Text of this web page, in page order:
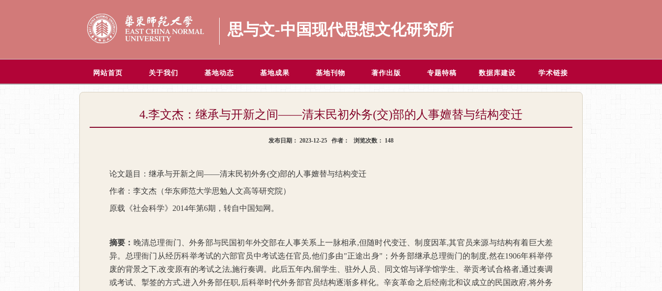
思与文-中国现代思想文化研究所
网站首页 关于我们 基地动态 基地成果 基地刊物 著作出版 专题特稿 数据库建设 学术链接
4.李文杰：继承与开新之间——清末民初外务(交)部的人事嬗替与结构变迁
发布日期： 2023-12-25 作者： 浏览次数： 148
论文题目：继承与开新之间——清末民初外务(交)部的人事嬗替与结构变迁
作者：李文杰（华东师范大学思勉人文高等研究院）
原载《社会科学》 2014年第6期，转自中国知网。
摘要： 晚清总理衙门、外务部与民国初年外交部在人事关系上一脉相承,但随时代变迁、制度因革,其官员来源与结构有着巨大差
异。总理衙门从经历科举考试的六部官员中考试选任官员,他们多由"正途出身" ；外务部继承总理衙门的制度,然在1906年科举停
废的背景之下,改变原有的考试之法,施行奏调。此后五年内,留学生、驻外人员、同文馆与译学馆学生、举贡考试合格者,通过奏调
或考试、掣签的方式,进入外务部任职, 后科举时代外务部官员结构逐渐多样化。辛亥革命之后经南北和议成立的民国政府,将外务